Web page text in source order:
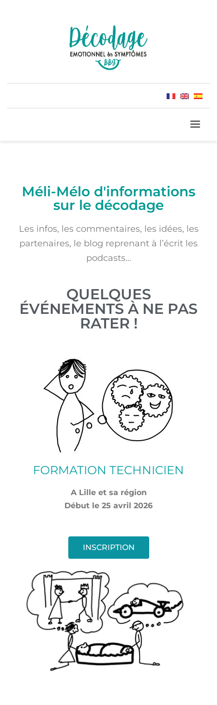
Méli-Mélo d'informations
sur le décodage
Les infos, les commentaires, les idées, les
partenaires, le blog reprenant à l’écrit les
podcasts…
QUELQUES
ÉVÉNEMENTS À NE PAS
RATER !
FORMATION TECHNICIEN
A Lille et sa région
Début le 25 avril 2026
INSCRIPTION